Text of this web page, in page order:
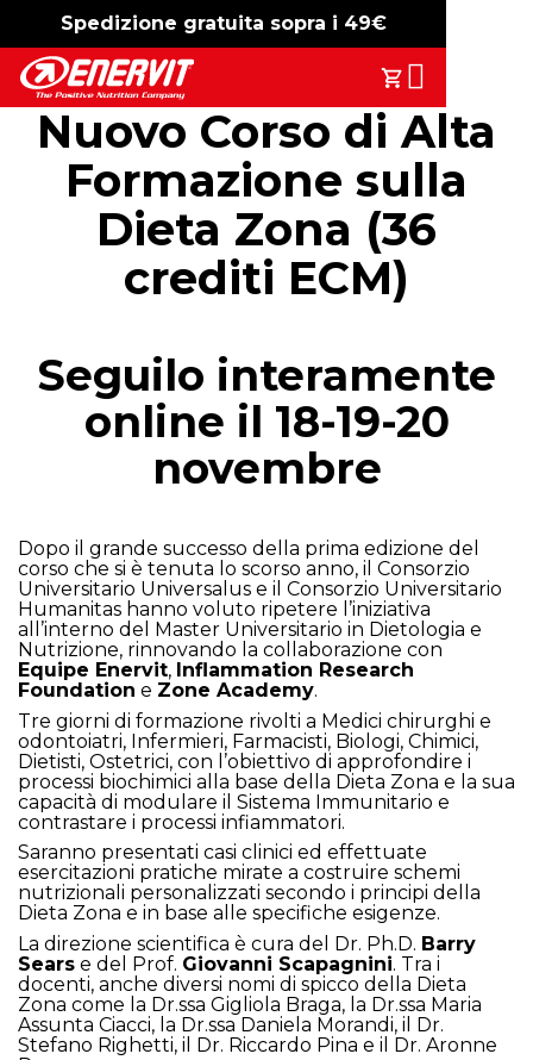
Spedizione gratuita sopra i 49€
-15% free shipping
Il Tuo
Search
Nuovo Corso di Alta
Formazione sulla
Dieta Zona (36
crediti ECM)
Seguilo interamente
online il 18-19-20
novembre
Dopo il grande successo della prima edizione del
corso che si è tenuta lo scorso anno, il Consorzio
Universitario Universalus e il Consorzio Universitario
Humanitas hanno voluto ripetere l’iniziativa
all’interno del Master Universitario in Dietologia e
Nutrizione, rinnovando la collaborazione con
Equipe Enervit, Inflammation Research
Foundation e Zone Academy.
Tre giorni di formazione rivolti a Medici chirurghi e
odontoiatri, Infermieri, Farmacisti, Biologi, Chimici,
Dietisti, Ostetrici, con l’obiettivo di approfondire i
processi biochimici alla base della Dieta Zona e la sua
capacità di modulare il Sistema Immunitario e
contrastare i processi infiammatori.
Saranno presentati casi clinici ed effettuate
esercitazioni pratiche mirate a costruire schemi
nutrizionali personalizzati secondo i principi della
Dieta Zona e in base alle specifiche esigenze.
La direzione scientifica è cura del Dr. Ph.D. Barry
Sears e del Prof. Giovanni Scapagnini. Tra i
docenti, anche diversi nomi di spicco della Dieta
Zona come la Dr.ssa Gigliola Braga, la Dr.ssa Maria
Assunta Ciacci, la Dr.ssa Daniela Morandi, il Dr.
Stefano Righetti, il Dr. Riccardo Pina e il Dr. Aronne